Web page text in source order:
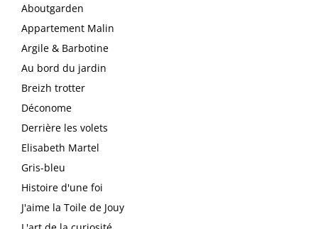
Aboutgarden
Appartement Malin
Argile & Barbotine
Au bord du jardin
Breizh trotter
Déconome
Derrière les volets
Elisabeth Martel
Gris-bleu
Histoire d'une foi
J'aime la Toile de Jouy